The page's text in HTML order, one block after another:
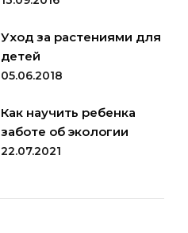
Уход за растениями для
детей
05.06.2018
Как научить ребенка
заботе об экологии
22.07.2021